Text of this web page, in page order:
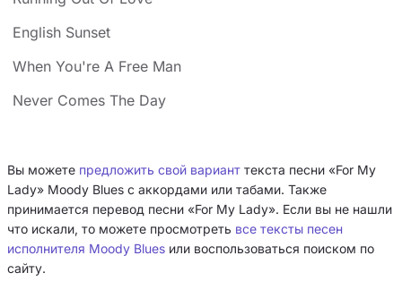
English Sunset
When You're A Free Man
Never Comes The Day
Вы можете предложить свой вариант текста песни «For My
Lady» Moody Blues с аккордами или табами. Также
принимается перевод песни «For My Lady». Если вы не нашли
что искали, то можете просмотреть все тексты песен
исполнителя Moody Blues или воспользоваться поиском по
сайту.